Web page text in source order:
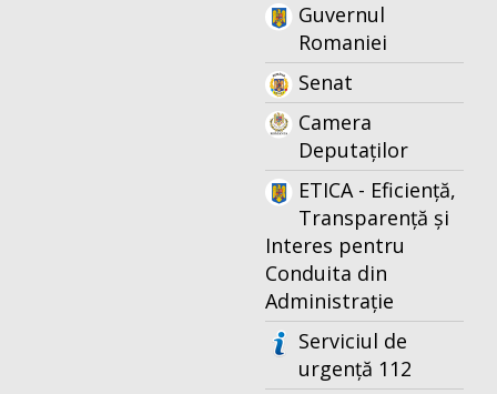
Guvernul
Romaniei
Senat
Camera
Deputaților
ETICA - Eficiență,
Transparență și
Interes pentru
Conduita din
Administrație
Serviciul de
urgență 112